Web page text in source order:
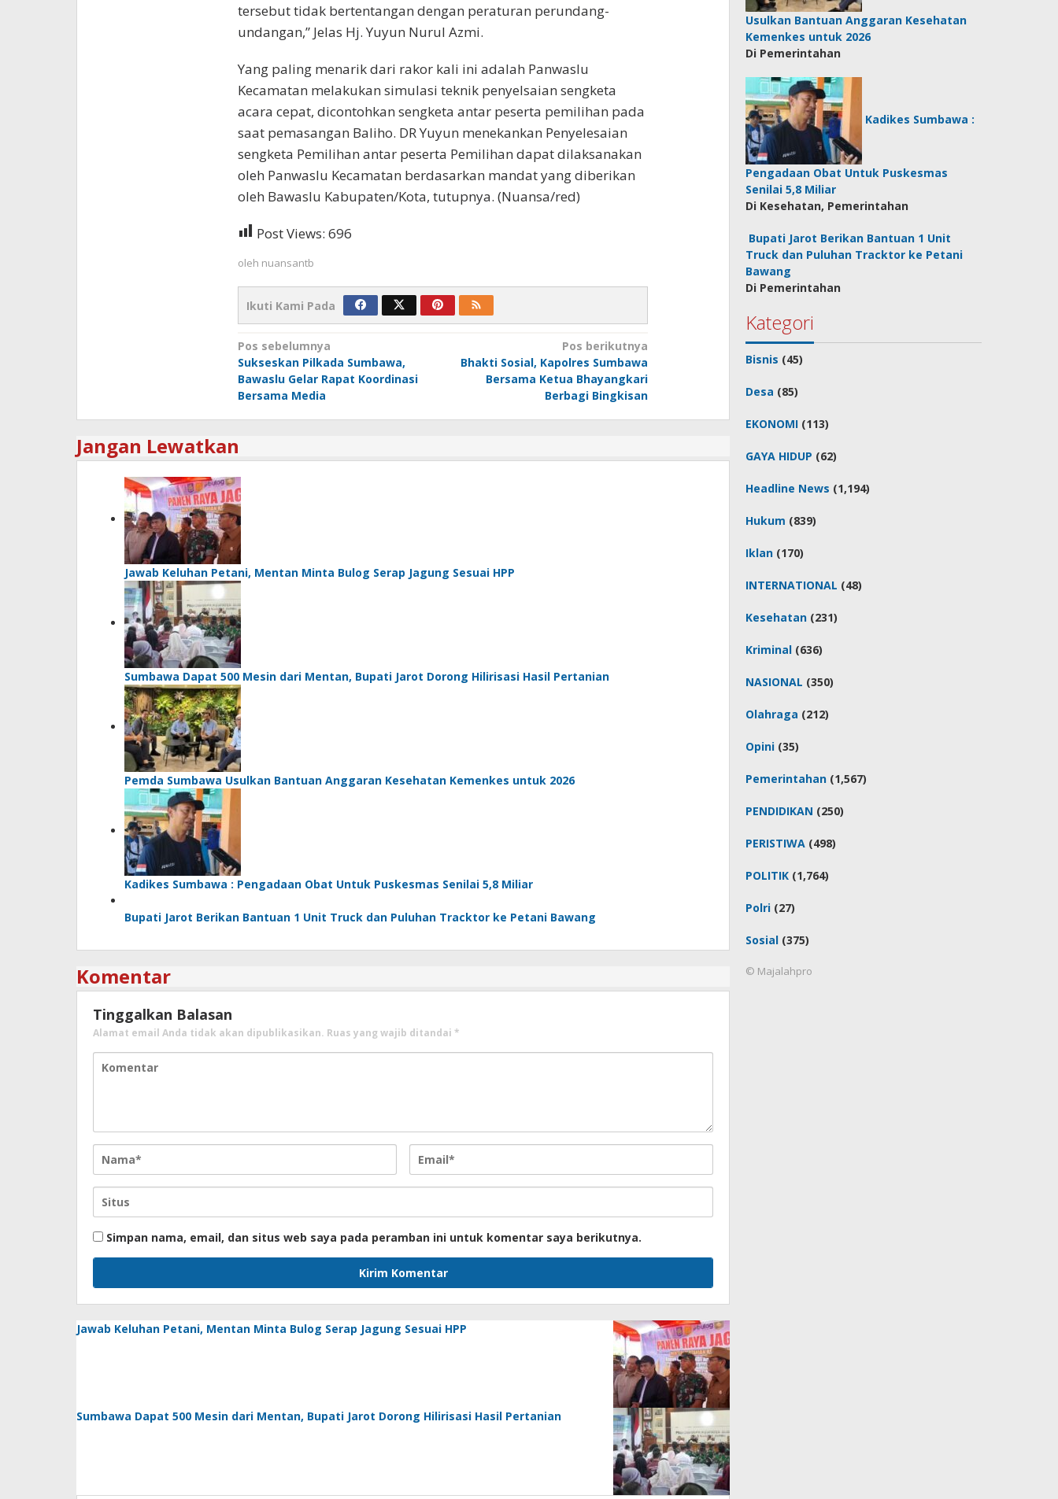
tersebut tidak bertentangan dengan peraturan perundang-
undangan,” Jelas Hj. Yuyun Nurul Azmi.
Yang paling menarik dari rakor kali ini adalah Panwaslu
Kecamatan melakukan simulasi teknik penyelsaian sengketa
acara cepat, dicontohkan sengketa antar peserta pemilihan pada
saat pemasangan Baliho. DR Yuyun menekankan Penyelesaian
sengketa Pemilihan antar peserta Pemilihan dapat dilaksanakan
oleh Panwaslu Kecamatan berdasarkan mandat yang diberikan
oleh Bawaslu Kabupaten/Kota, tutupnya. (Nuansa/red)
Post Views: 696
oleh nuansantb
Ikuti Kami Pada
Navigasi
pos
Pos sebelumnya
Sukseskan Pilkada Sumbawa,
Bawaslu Gelar Rapat Koordinasi
Bersama Media
Pos berikutnya
Bhakti Sosial, Kapolres Sumbawa
Bersama Ketua Bhayangkari
Berbagi Bingkisan
Jangan Lewatkan
Jawab Keluhan Petani, Mentan Minta Bulog Serap Jagung Sesuai HPP
Sumbawa Dapat 500 Mesin dari Mentan, Bupati Jarot Dorong Hilirisasi Hasil Pertanian
Pemda Sumbawa Usulkan Bantuan Anggaran Kesehatan Kemenkes untuk 2026
Kadikes Sumbawa : Pengadaan Obat Untuk Puskesmas Senilai 5,8 Miliar
Bupati Jarot Berikan Bantuan 1 Unit Truck dan Puluhan Tracktor ke Petani Bawang
Komentar
Tinggalkan Balasan
Alamat email Anda tidak akan dipublikasikan. Ruas yang wajib ditandai *
Simpan nama, email, dan situs web saya pada peramban ini untuk komentar saya berikutnya.
Jawab Keluhan Petani, Mentan Minta Bulog Serap Jagung Sesuai HPP
Sumbawa Dapat 500 Mesin dari Mentan, Bupati Jarot Dorong Hilirisasi Hasil Pertanian
Usulkan Bantuan Anggaran Kesehatan
Kemenkes untuk 2026
Di Pemerintahan
Kadikes Sumbawa :
Pengadaan Obat Untuk Puskesmas
Senilai 5,8 Miliar
Di Kesehatan, Pemerintahan
Bupati Jarot Berikan Bantuan 1 Unit
Truck dan Puluhan Tracktor ke Petani
Bawang
Di Pemerintahan
Kategori
Bisnis (45)
Desa (85)
EKONOMI (113)
GAYA HIDUP (62)
Headline News (1,194)
Hukum (839)
Iklan (170)
INTERNATIONAL (48)
Kesehatan (231)
Kriminal (636)
NASIONAL (350)
Olahraga (212)
Opini (35)
Pemerintahan (1,567)
PENDIDIKAN (250)
PERISTIWA (498)
POLITIK (1,764)
Polri (27)
Sosial (375)
© Majalahpro